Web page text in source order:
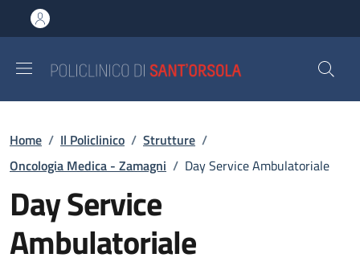
al contenuto principale
to footer content
Briciole di pane
Home / Il Policlinico / Strutture /
Oncologia Medica - Zamagni / Day Service Ambulatoriale
Day Service
Ambulatoriale